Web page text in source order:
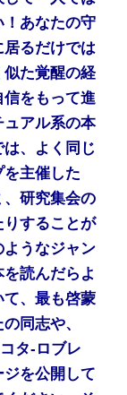
あなたの守
るだけでは
似た覚醒の経
をもって進
ュアル系の本
、よく同じ
主催した
、研究集会の
りすることが
ようなジャン
読んだらよ
、最も啓蒙
同志や、
タ‐ロブレ
を公開して